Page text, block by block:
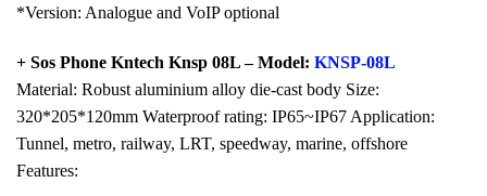
*Version: Analogue and VoIP optional
+ Sos Phone Kntech Knsp 08L – Model: KNSP-08L
Material: Robust aluminium alloy die-cast body Size:
320*205*120mm Waterproof rating: IP65~IP67 Application:
Tunnel, metro, railway, LRT, speedway, marine, offshore
Features: